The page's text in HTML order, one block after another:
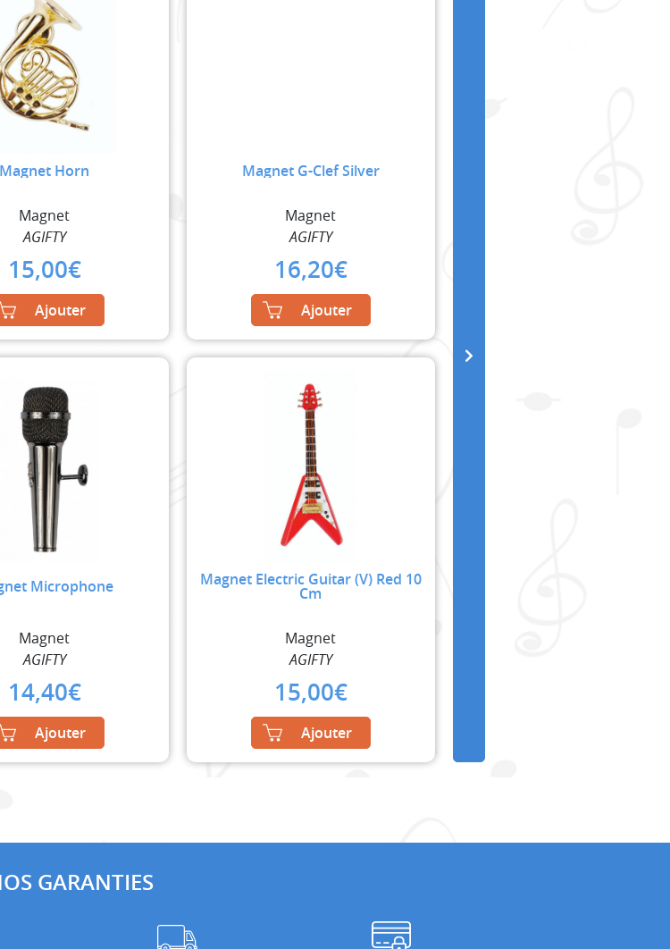
Magnet Horn
Magnet
AGIFTY
15,00€
Ajouter
Magnet G-Clef Silver
Magnet
AGIFTY
16,20€
Ajouter
Microphone
Magnet
AGIFTY
14,40€
Ajouter
Magnet Electric Guitar (V) Red 10
Cm
Magnet
AGIFTY
15,00€
Ajouter
GARANTIES